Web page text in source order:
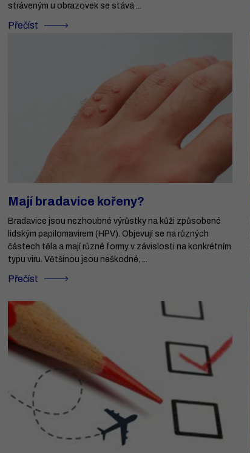
stráveným u obrazovek se stává ...
Přečíst
Mají bradavice kořeny?
Bradavice jsou nezhoubné výrůstky na kůži způsobené
lidským papilomavirem (HPV). Objevují se na různých
částech těla a mají různé formy v závislosti na konkrétním
typu viru. Většinou jsou neškodné, ...
Přečíst